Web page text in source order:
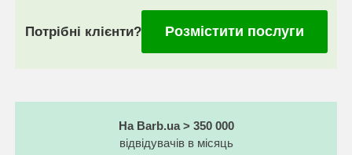
Потрібні клієнти? Розмістити послуги
На Barb.ua > 350 000
відвідувачів в місяць